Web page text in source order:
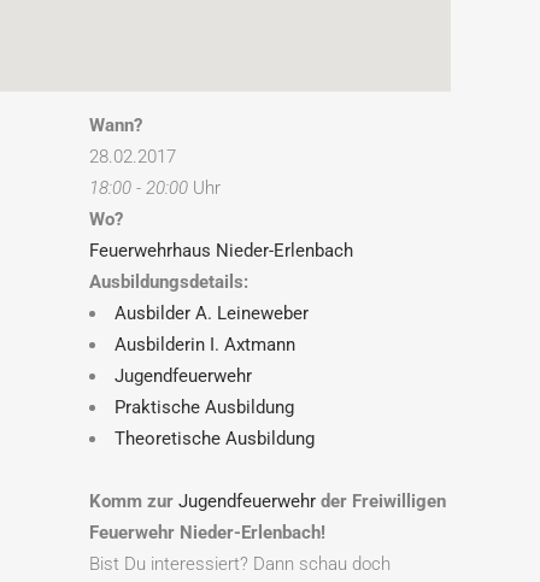
Wann?
28.02.2017
18:00 - 20:00 Uhr
Wo?
Feuerwehrhaus Nieder-Erlenbach
Ausbildungsdetails:
Ausbilder A. Leineweber
Ausbilderin I. Axtmann
Jugendfeuerwehr
Praktische Ausbildung
Theoretische Ausbildung
Komm zur Jugendfeuerwehr der Freiwilligen
Feuerwehr Nieder-Erlenbach!
Bist Du interessiert? Dann schau doch